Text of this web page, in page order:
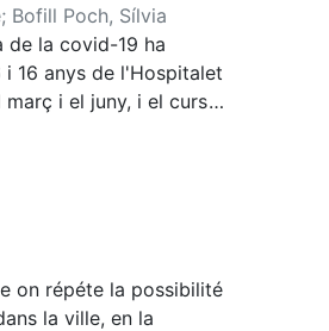
; Bofill Poch, Sílvia
de la covid-19 ha
16 anys de l'Hospitalet
i el juny, i el curs
"nova normalitat".
mostren com la
sobre la
Per exemple,
que requereix
on répéte la possibilité
la ville, en la